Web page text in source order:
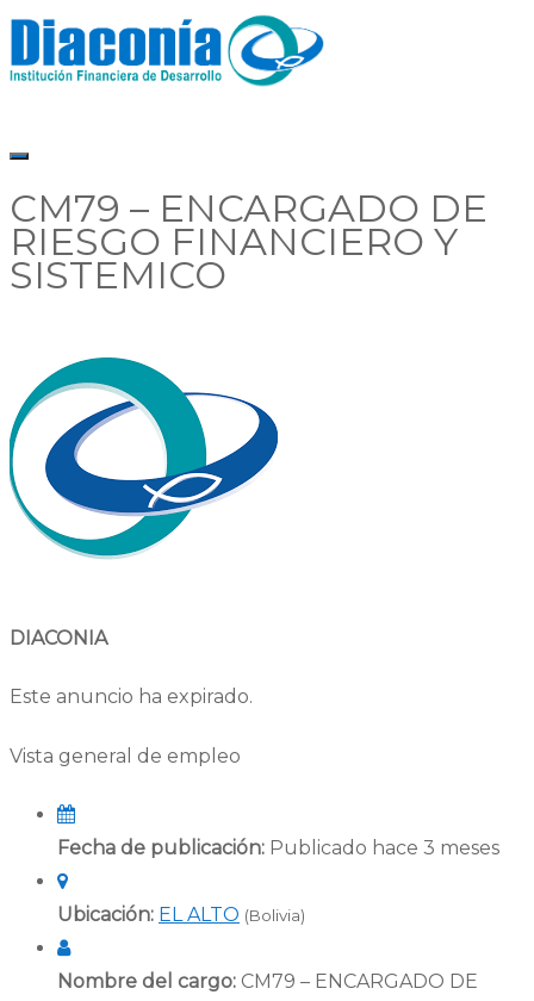
CM79 – ENCARGADO DE
RIESGO FINANCIERO Y
SISTEMICO
DIACONIA
Este anuncio ha expirado.
Vista general de empleo
Fecha de publicación: Publicado hace 3 meses
Ubicación: EL ALTO (Bolivia)
Nombre del cargo: CM79 – ENCARGADO DE